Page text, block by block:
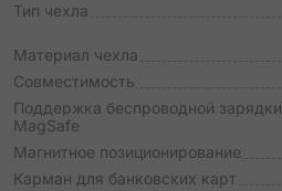
Тип чехла
Материал чехла
Совместимость
Поддержка беспроводной зарядки
MagSafe
Магнитное позиционирование
Карман для банковских карт